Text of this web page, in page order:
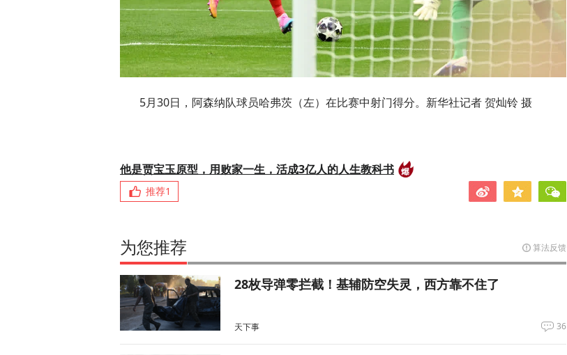
5月30日，阿森纳队球员哈弗茨（左）在比赛中射门得分。新华社记者 贺灿铃 摄
他是贾宝玉原型，用败家一生，活成3亿人的人生教科书
推荐1
为您推荐 算法反馈
28枚导弹零拦截！基辅防空失灵，西方靠不住了
天下事 36